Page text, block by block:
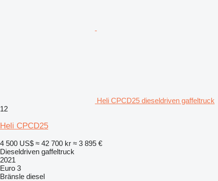
Heli CPCD25 dieseldriven gaffeltruck
12
Heli CPCD25
4 500 US$ ≈ 42 700 kr ≈ 3 895 €
Dieseldriven gaffeltruck
2021
Euro 3
Bränsle diesel